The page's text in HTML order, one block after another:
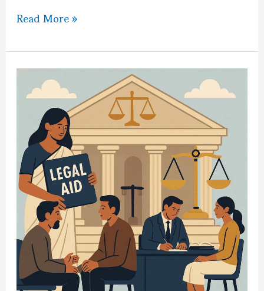
अटक
नागरिकांचे
10
कायदेशीर
अधिकार
प्रत्येक
भारतीयाने
जाणून
घ्यायलाच
हवेत
Read More »